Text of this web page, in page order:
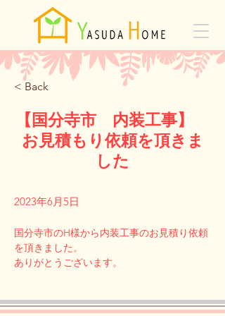
< Back
【国分寺市 内装工事】
お見積もり依頼を頂きま
した
2023年6月5日
Previous
国分寺市のH様から内装工事のお見積り依頼
を頂きました。
ありがとうございます。